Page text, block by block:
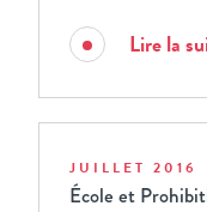
Lire la
JUILLET 2016
École et